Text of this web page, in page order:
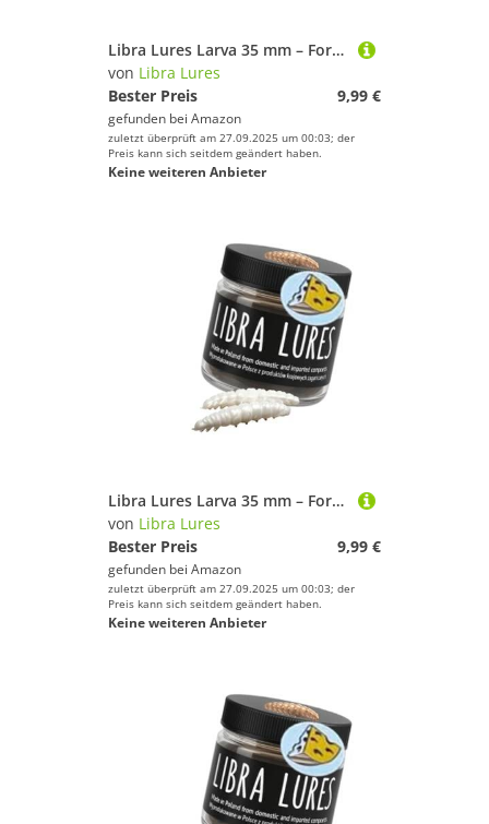
Libra Lures Larva 35 mm – Forellenköder mit Käse-Aroma | Ultraweicher Softbait, schwimmfähig | 12 Stück | für UL & Sbirolino | Bienenmade-Imitation | Farbe: 020 (Purple with Glitter)
von Libra Lures
Bester Preis
9,99 €
gefunden bei Amazon
zuletzt überprüft am 27.09.2025 um 00:03; der
Preis kann sich seitdem geändert haben.
Keine weiteren Anbieter
Libra Lures Larva 35 mm – Forellenköder mit Käse-Aroma | Ultraweicher Softbait, schwimmfähig | 12 Stück | für UL, Tremarella & Sbirolino | Bienenmade-Imitation | Farbe: 000 (Glow UV Green)
von Libra Lures
Bester Preis
9,99 €
gefunden bei Amazon
zuletzt überprüft am 27.09.2025 um 00:03; der
Preis kann sich seitdem geändert haben.
Keine weiteren Anbieter